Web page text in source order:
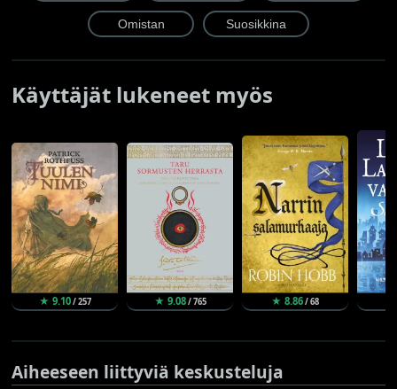
Käyttäjät lukeneet myös
★ 9.10/ 257 ★ 9.08/ 765 ★ 8.86/ 68
Aiheeseen liittyviä keskusteluja